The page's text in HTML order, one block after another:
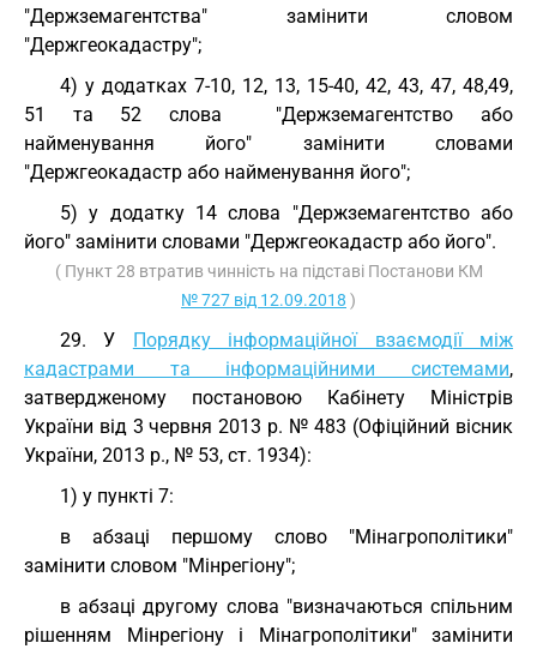
"Держземагентства" замінити словом
"Держгеокадастру";
4) у додатках 7-10, 12, 13, 15-40, 42, 43, 47, 48,49,
51 та 52 слова "Держземагентство або
найменування його" замінити словами
"Держгеокадастр або найменування його";
5) у додатку 14 слова "Держземагентство або
його" замінити словами "Держгеокадастр або його".
( Пункт 28 втратив чинність на підставі Постанови КМ
№ 727 від 12.09.2018 )
29. У Порядку інформаційної взаємодії між
кадастрами та інформаційними системами,
затвердженому постановою Кабінету Міністрів
України від 3 червня 2013 р. № 483 (Офіційний вісник
України, 2013 р., № 53, ст. 1934):
1) у пункті 7:
в абзаці першому слово "Мінагрополітики"
замінити словом "Мінрегіону";
в абзаці другому слова "визначаються спільним
рішенням Мінрегіону і Мінагрополітики" замінити